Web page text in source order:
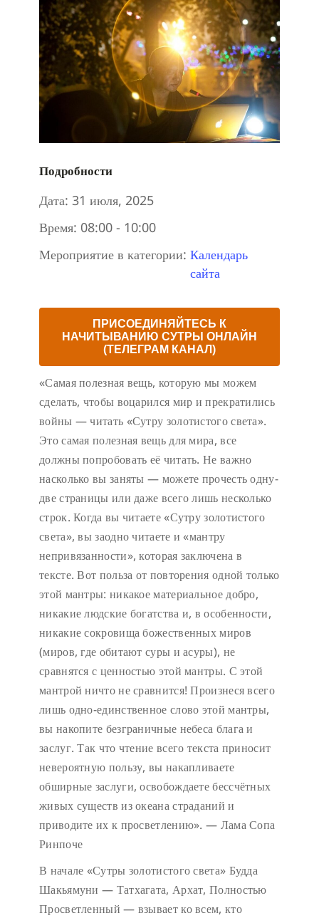
Подробности
Дата: 31 июля, 2025
Время: 08:00 - 10:00
Мероприятие в категории: Календарь
сайта
ПРИСОЕДИНЯЙТЕСЬ К
НАЧИТЫВАНИЮ СУТРЫ ОНЛАЙН
(ТЕЛЕГРАМ КАНАЛ)
«Самая полезная вещь, которую мы можем
сделать, чтобы воцарился мир и прекратились
войны — читать «Сутру золотистого света».
Это самая полезная вещь для мира, все
должны попробовать её читать. Не важно
насколько вы заняты — можете прочесть одну-
две страницы или даже всего лишь несколько
строк. Когда вы читаете «Сутру золотистого
света», вы заодно читаете и «мантру
непривязанности», которая заключена в
тексте. Вот польза от повторения одной только
этой мантры: никакое материальное добро,
никакие людские богатства и, в особенности,
никакие сокровища божественных миров
(миров, где обитают суры и асуры), не
сравнятся с ценностью этой мантры. С этой
мантрой ничто не сравнится! Произнеся всего
лишь одно-единственное слово этой мантры,
вы накопите безграничные небеса блага и
заслуг. Так что чтение всего текста приносит
невероятную пользу, вы накапливаете
обширные заслуги, освобождаете бессчётных
живых существ из океана страданий и
приводите их к просветлению». — Лама Сопа
Ринпоче
В начале «Сутры золотистого света» Будда
Шакьямуни — Татхагата, Архат, Полностью
Просветленный — взывает ко всем, кто